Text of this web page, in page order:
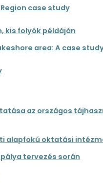
case study
kis folyók példáján
area: A case
az országos
alapfokú oktatási
tervezés során